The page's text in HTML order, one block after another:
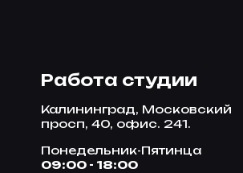
Работа студии
Калининград, Московский
просп, 40, офис. 241.
Понедельник-Пятинца
09:00 - 18:00